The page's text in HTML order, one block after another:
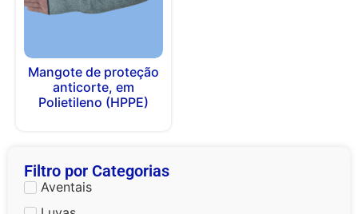
Filtro por Categorias
Aventais
Mangote de proteção
anticorte, em
Polietileno (HPPE)